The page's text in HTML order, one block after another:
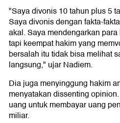
"Saya divonis 10 tahun plus 5
Saya divonis dengan fakta-
akal. Saya mendengarkan
tapi keempat hakim yang
bersalah itu tidak bisa melihat
langsung," ujar Nadiem.
Dia juga menyinggung hakim
menyatakan dissenting
uang untuk membayar uang
miliar.